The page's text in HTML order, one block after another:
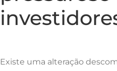
Existe uma alteração